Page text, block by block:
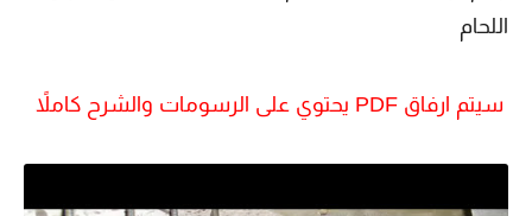
اللحام
سيتم ارفاق PDF يحتوي على الرسومات والشرح كاملاً